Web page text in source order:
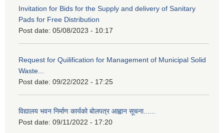
Invitation for Bids for the Supply and delivery of Sanitary
Pads for Free Distribution
Post date: 05/08/2023 - 10:17
Request for Quilification for Management of Municipal Solid
Waste...
Post date: 09/22/2022 - 17:25
विद्यालय भवन निर्माण कार्यको बोलपत्र आह्वान सूचना......
Post date: 09/11/2022 - 17:20